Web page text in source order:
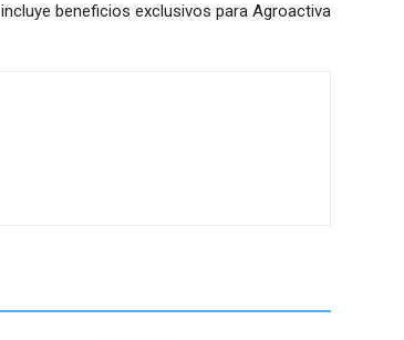
incluye beneficios exclusivos para Agroactiva